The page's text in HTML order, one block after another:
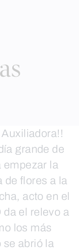
Auxiliadora!!
grande de
empezar la
de flores a la
acto en el
da el relevo a
los más
abrió la